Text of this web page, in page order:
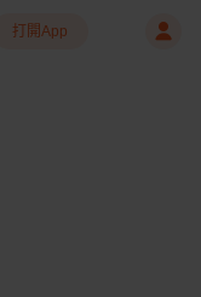
打開App